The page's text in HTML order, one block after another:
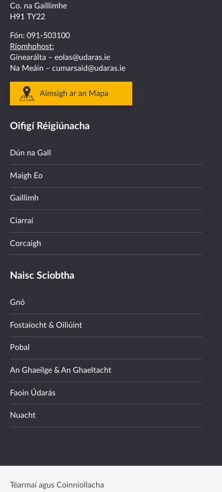
Co. na Gaillimhe
H91 TY22
Fón: 091-503100
Ríomhphost:
Ginearálta – eolas@udaras.ie
Na Meáin – cumarsaid@udaras.ie
Aimsigh ar an Mapa
Oifigí Réigiúnacha
Dún na Gall
Maigh Eo
Gaillimh
Ciarraí
Corcaigh
Naisc Sciobtha
Gnó
Fostaíocht & Oiliúint
Pobal
An Ghaeilge & An Ghaeltacht
Faoin Údarás
Nuacht
Téarmaí agus Coinníollacha